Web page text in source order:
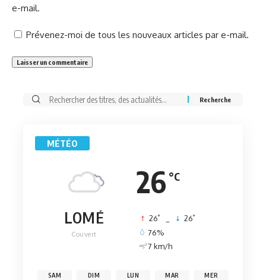
e-mail.
Prévenez-moi de tous les nouveaux articles par e-mail.
Rechercher:
MÉTÉO
26 °C
LOMÉ
Couvert
26° 26°
76%
7 km/h
SAM DIM LUN MAR MER